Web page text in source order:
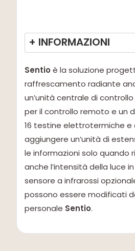
+ INFORMAZIONI
Sentio è la soluzione
raffrescamento radiante
un’unità centrale di
per il controllo remoto e un
16 testine elettrotermiche e
aggiungere un’unità di
le informazioni solo quando
anche l’intensità della luce
sensore a infrarossi
possono essere modificati
personale Sentio.